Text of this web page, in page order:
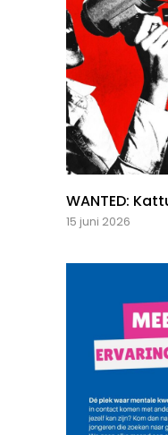
WANTED:
15 juni 2026